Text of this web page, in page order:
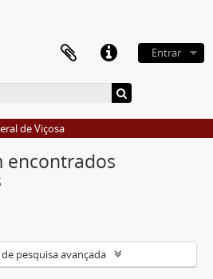
Entrar
de Viçosa
encontrados
pesquisa avançada